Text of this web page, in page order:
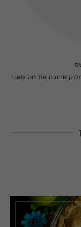
איתכם את מה שאני